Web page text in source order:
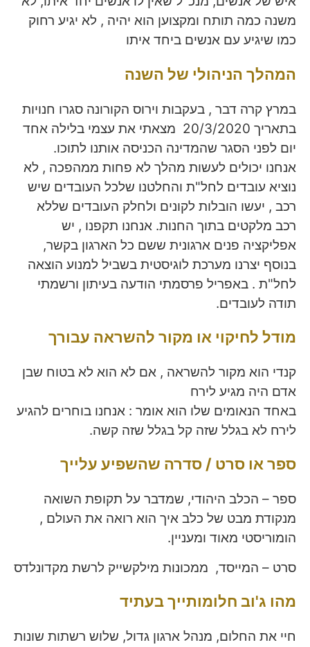
משנה כמה תותח ומקצוען הוא יהיה , לא יגיע רחוק
כמו שיגיע עם אנשים ביחד איתו
המהלך הניהולי של השנה
במרץ קרה דבר , בעקבות וירוס הקורונה סגרו חנויות
בתאריך 20/3/2020 מצאתי את עצמי בלילה אחד
יום לפני הסגר שהמדינה הכניסה אותנו לתוכו.
אנחנו יכולים לעשות מהלך לא פחות ממהפכה , לא
נוציא עובדים לחל"ת והחלטנו שלכל העובדים שיש
רכב , יעשו הובלות לקונים ולחלק העובדים שללא
רכב מלקטים בתוך החנות. אנחנו תקפנו , יש
אפליקציה פנים ארגונית ששם כל הארגון בקשר,
בנוסף יצרנו מערכת לוגיסטית בשביל למנוע הוצאה
לחל"ת . באפריל פרסמתי הודעה בעיתון ורשמתי
תודה לעובדים.
מודל לחיקוי או מקור להשראה עבורך
קנדי הוא מקור להשראה , אם לא הוא לא בטוח שבן
אדם היה מגיע לירח
באחד הנאומים שלו הוא אומר : אנחנו בוחרים להגיע
לירח לא בגלל שזה קל בגלל שזה קשה.
ספר או סרט / סדרה שהשפיע עלייך
ספר – הכלב היהודי, שמדבר על תקופת השואה
מנקודת מבט של כלב איך הוא רואה את העולם ,
הומוריסטי מאוד ומעניין.
סרט – המייסד, ממכונות מילקשייק לרשת מקדונלדס
מהו ג'וב חלומותייך בעתיד
חיי את החלום, מנהל ארגון גדול, שלוש רשתות שונות